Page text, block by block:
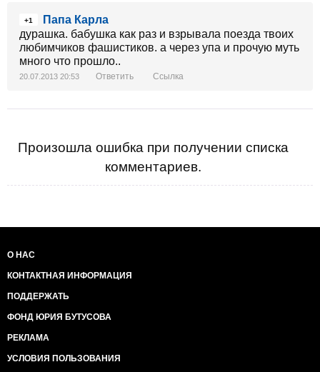
+1
Папа Карла
дурашка. бабушка как раз и взрывала поезда твоих
любимчиков фашистиков. а через упа и прочую муть
много что прошло..
20.07.2013 20:53 Ответить Ссылка
Произошла ошибка при получении списка
комментариев.
О НАС
КОНТАКТНАЯ ИНФОРМАЦИЯ
ПОДДЕРЖАТЬ
ФОНД ЮРИЯ БУТУСОВА
РЕКЛАМА
УСЛОВИЯ ПОЛЬЗОВАНИЯ